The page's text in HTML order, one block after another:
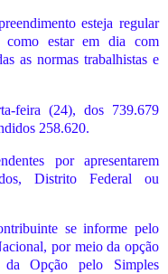
esteja regular
como estar em dia com
as normas trabalhistas e
feira (24), dos 739.679
258.620.
por apresentarem
Distrito Federal ou
se informe pelo
por meio da opção
da Opção pelo Simples